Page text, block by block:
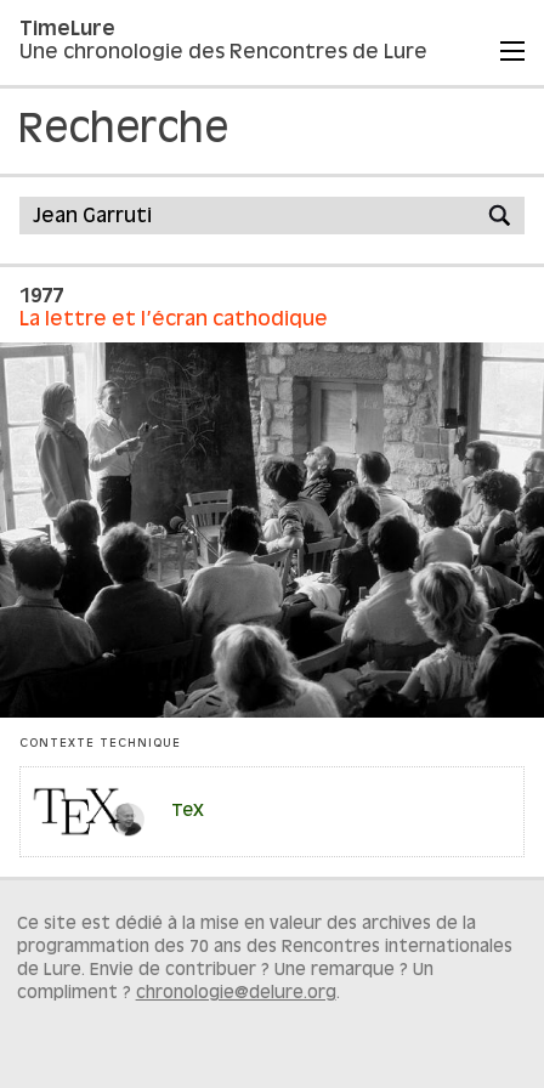
TimeLure
Une chronologie des Rencontres de Lure
Recherche
1977
La lettre et l’écran cathodique
CONTEXTE TECHNIQUE
TeX
Ce site est dédié à la mise en valeur des archives de la
programmation des 70 ans des Rencontres internationales
de Lure. Envie de contribuer ? Une remarque ? Un
compliment ? chronologie@delure.org.